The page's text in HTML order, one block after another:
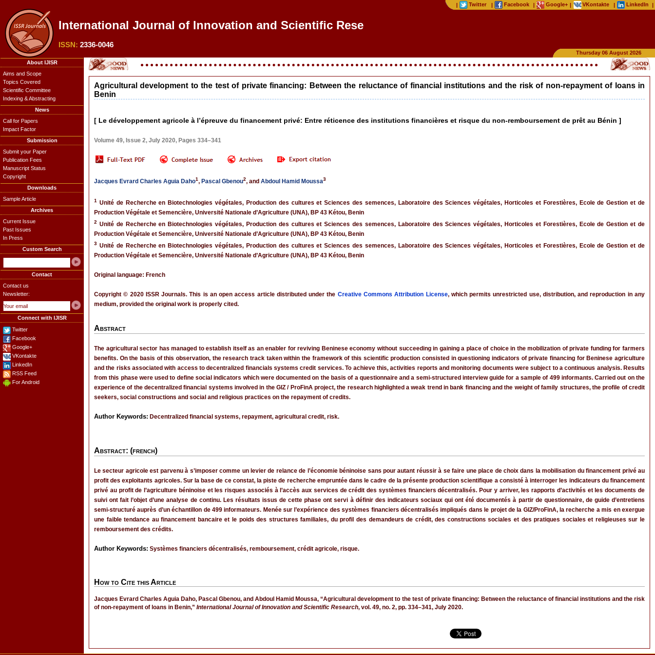
| Twitter | Facebook | Google+ | VKontakte | LinkedIn |
International Journal of Innovation and Scientific Researc
ISSN: 2336-0046
Thursday 06 August 2026
About IJISR
Aims and Scope
Topics Covered
Scientific Committee
Indexing & Abstracting
News
Call for Papers
Impact Factor
Submission
Submit your Paper
Publication Fees
Manuscript Status
Copyright
Downloads
Sample Article
Archives
Current Issue
Past Issues
In Press
Custom Search
Contact
Contact us
Newsletter:
Connect with IJISR
Twitter
Facebook
Google+
VKontakte
LinkedIn
RSS Feed
For Android
Agricultural development to the test of private financing: Between the reluctance of financial institutions and the risk of non-repayment of loans in
Benin
[ Le développement agricole à l’épreuve du financement privé: Entre réticence des institutions financières et risque du non-remboursement de prêt au Bénin ]
Volume 49, Issue 2, July 2020, Pages 334–341
Jacques Evrard Charles Aguia Daho1, Pascal Gbenou2, and Abdoul Hamid Moussa3
1
Unité de Recherche en Biotechnologies végétales, Production des cultures et Sciences des semences, Laboratoire des Sciences végétales, Horticoles et Forestières, Ecole de Gestion et de
Production Végétale et Semencière, Université Nationale d’Agriculture (UNA), BP 43 Kétou, Benin
2 Unité de Recherche en Biotechnologies végétales, Production des cultures et Sciences des semences, Laboratoire des Sciences végétales, Horticoles et Forestières, Ecole de Gestion et de
Production Végétale et Semencière, Université Nationale d’Agriculture (UNA), BP 43 Kétou, Benin
3 Unité de Recherche en Biotechnologies végétales, Production des cultures et Sciences des semences, Laboratoire des Sciences végétales, Horticoles et Forestières, Ecole de Gestion et de
Production Végétale et Semencière, Université Nationale d’Agriculture (UNA), BP 43 Kétou, Benin
Original language: French
Copyright © 2020 ISSR Journals. This is an open access article distributed under the Creative Commons Attribution License, which permits unrestricted use, distribution, and reproduction in any
medium, provided the original work is properly cited.
Abstract
The agricultural sector has managed to establish itself as an enabler for reviving Beninese economy without succeeding in gaining a place of choice in the mobilization of private funding for farmers
benefits. On the basis of this observation, the research track taken within the framework of this scientific production consisted in questioning indicators of private financing for Beninese agriculture
and the risks associated with access to decentralized financials systems credit services. To achieve this, activities reports and monitoring documents were subject to a continuous analysis. Results
from this phase were used to define social indicators which were documented on the basis of a questionnaire and a semi-structured interview guide for a sample of 499 informants. Carried out on the
experience of the decentralized financial systems involved in the GIZ / ProFinA project, the research highlighted a weak trend in bank financing and the weight of family structures, the profile of credit
seekers, social constructions and social and religious practices on the repayment of credits.
Author Keywords: Decentralized financial systems, repayment, agricultural credit, risk.
Abstract: (french)
Le secteur agricole est parvenu à s’imposer comme un levier de relance de l’économie béninoise sans pour autant réussir à se faire une place de choix dans la mobilisation du financement privé au
profit des exploitants agricoles. Sur la base de ce constat, la piste de recherche empruntée dans le cadre de la présente production scientifique a consisté à interroger les indicateurs du financement
privé au profit de l’agriculture béninoise et les risques associés à l’accès aux services de crédit des systèmes financiers décentralisés. Pour y arriver, les rapports d’activités et les documents de
suivi ont fait l’objet d’une analyse de continu. Les résultats issus de cette phase ont servi à définir des indicateurs sociaux qui ont été documentés à partir de questionnaire, de guide d’entretiens
semi-structuré auprès d’un échantillon de 499 informateurs. Menée sur l’expérience des systèmes financiers décentralisés impliqués dans le projet de la GIZ/ProFinA, la recherche a mis en exergue
une faible tendance au financement bancaire et le poids des structures familiales, du profil des demandeurs de crédit, des constructions sociales et des pratiques sociales et religieuses sur le
remboursement des crédits.
Author Keywords: Systèmes financiers décentralisés, remboursement, crédit agricole, risque.
How to Cite this Article
Jacques Evrard Charles Aguia Daho, Pascal Gbenou, and Abdoul Hamid Moussa, “Agricultural development to the test of private financing: Between the reluctance of financial institutions and the risk
of non-repayment of loans in Benin,” International Journal of Innovation and Scientific Research, vol. 49, no. 2, pp. 334–341, July 2020.